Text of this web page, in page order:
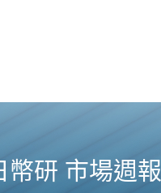
幣研 市場週報